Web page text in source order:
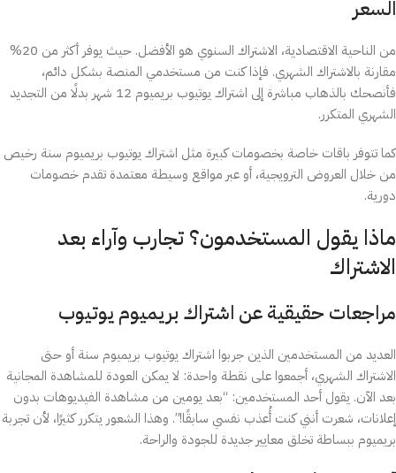
السعر
من الناحية الاقتصادية، الاشتراك السنوي هو الأفضل. حيث يوفر أكثر من 20%
مقارنة بالاشتراك الشهري. فإذا كنت من مستخدمي المنصة بشكل دائم،
فأنصحك بالذهاب مباشرة إلى اشتراك يوتيوب بريميوم 12 شهر بدلًا من التجديد
الشهري المتكرر.
كما تتوفر باقات خاصة بخصومات كبيرة مثل اشتراك يوتيوب بريميوم سنة رخيص
من خلال العروض الترويجية، أو عبر مواقع وسيطة معتمدة تقدم خصومات
دورية.
ماذا يقول المستخدمون؟ تجارب وآراء بعد
الاشتراك
مراجعات حقيقية عن اشتراك بريميوم يوتيوب
العديد من المستخدمين الذين جربوا اشتراك يوتيوب بريميوم سنة أو حتى
الاشتراك الشهري، أجمعوا على نقطة واحدة: لا يمكن العودة للمشاهدة المجانية
بعد الآن. يقول أحد المستخدمين: “بعد يومين من مشاهدة الفيديوهات بدون
إعلانات، شعرت أنني كنت أُعذب نفسي سابقًا!”. وهذا الشعور يتكرر كثيرًا، لأن تجربة
بريميوم ببساطة تخلق معايير جديدة للجودة والراحة.